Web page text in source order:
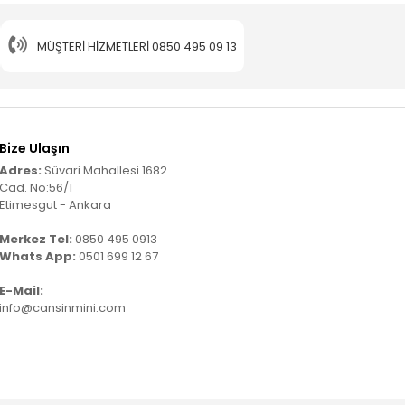
MÜŞTERI HIZMETLERI0850 495 09 13
Bize Ulaşın
Adres: Süvari Mahallesi 1682
Cad. No:56/1
Etimesgut - Ankara
Merkez Tel: 0850 495 0913
Whats App: 0501 699 12 67
E-Mail:
info@cansinmini.com